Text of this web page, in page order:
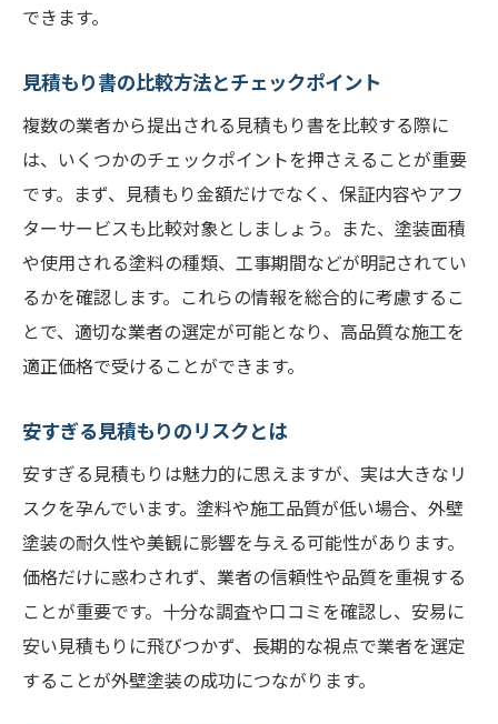
できます。
見積もり書の比較方法とチェックポイント
複数の業者から提出される見積もり書を比較する際に
は、いくつかのチェックポイントを押さえることが重要
です。まず、見積もり金額だけでなく、保証内容やアフ
ターサービスも比較対象としましょう。また、塗装面積
や使用される塗料の種類、工事期間などが明記されてい
るかを確認します。これらの情報を総合的に考慮するこ
とで、適切な業者の選定が可能となり、高品質な施工を
適正価格で受けることができます。
安すぎる見積もりのリスクとは
安すぎる見積もりは魅力的に思えますが、実は大きなリ
スクを孕んでいます。塗料や施工品質が低い場合、外壁
塗装の耐久性や美観に影響を与える可能性があります。
価格だけに惑わされず、業者の信頼性や品質を重視する
ことが重要です。十分な調査や口コミを確認し、安易に
安い見積もりに飛びつかず、長期的な視点で業者を選定
することが外壁塗装の成功につながります。